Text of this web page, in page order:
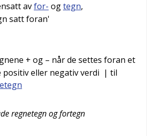
avfor- ogtegn,
satt foran'
+ og – når de settes foran et
eller negativ verdi | til
regnetegn og fortegn